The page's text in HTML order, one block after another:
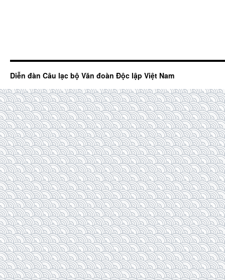
Diễn đàn Câu lạc bộ Văn đoàn Độc lập Việt Nam